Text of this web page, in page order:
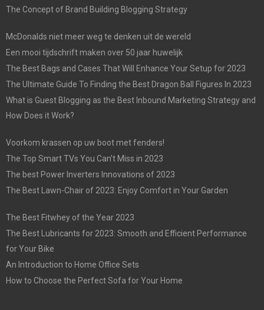
The Concept of Brand Building Blogging Strategy
McDonalds niet meer weg te denken uit de wereld
Een mooi tijdschrift maken over 50 jaar huwelijk
The Best Bags and Cases That Will Enhance Your Setup for 2023
The Ultimate Guide To Finding the Best Dragon Ball Figures In 2023
What is Guest Blogging as the Best Inbound Marketing Strategy and
How Does it Work?
Voorkom krassen op uw boot met fenders!
The Top Smart TVs You Can’t Miss in 2023
The best Power Inverters Innovations of 2023
The Best Lawn-Chair of 2023: Enjoy Comfort in Your Garden
The Best Fitwhey of the Year 2023
The Best Lubricants for 2023: Smooth and Efficient Performance
for Your Bike
An Introduction to Home Office Sets
How to Choose the Perfect Sofa for Your Home